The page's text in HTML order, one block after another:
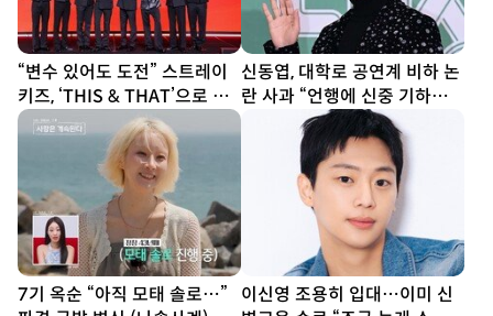
“변수 있어도 도전” 스트레이
키즈, ‘THIS & THAT’으로 보
여줄 새 얼굴 [종합]
신동엽, 대학로 공연계 비하 논
란 사과 “언행에 신중 기하겠
7기 옥순 “아직 모태 솔로…”
이신영 조용히 입대…이미 신